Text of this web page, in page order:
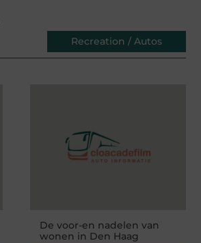
Recreation / Autos
De voor-en nadelen van
wonen in Den Haag